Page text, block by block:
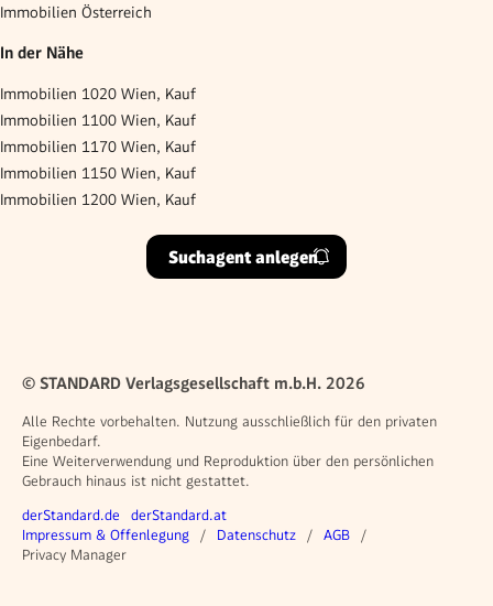
Immobilien Österreich
In der Nähe
Immobilien 1020 Wien, Kauf
Immobilien 1100 Wien, Kauf
Immobilien 1170 Wien, Kauf
Immobilien 1150 Wien, Kauf
Immobilien 1200 Wien, Kauf
Suchagent anlegen
© STANDARD Verlagsgesellschaft m.b.H. 2026
Alle Rechte vorbehalten. Nutzung ausschließlich für den privaten
Eigenbedarf.
Eine Weiterverwendung und Reproduktion über den persönlichen
Gebrauch hinaus ist nicht gestattet.
Weitere Angebote
derStandard.de derStandard.at
Rechtliches
Impressum & Offenlegung Datenschutz
AGB
Privacy Manager